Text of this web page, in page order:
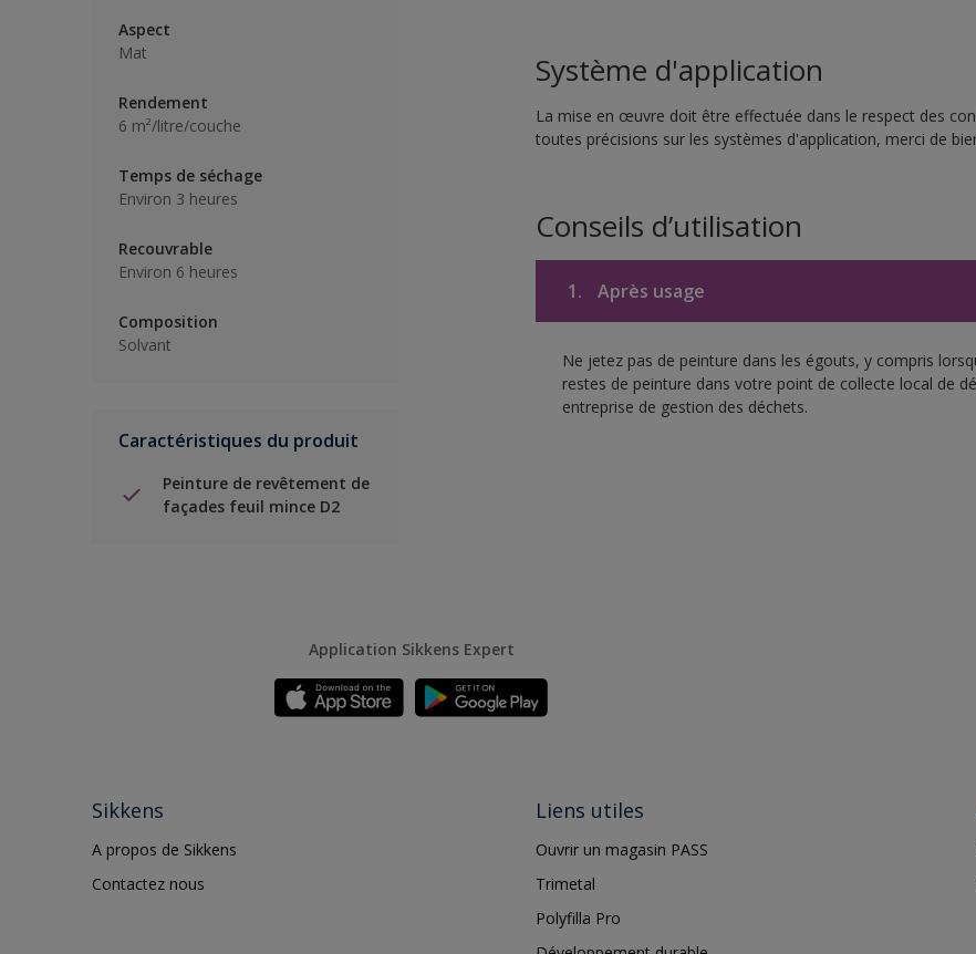
Aspect
Mat
Rendement
6 m²/litre/couche
Temps de séchage
Environ 3 heures
Recouvrable
Environ 6 heures
Composition
Solvant
Caractéristiques du produit
Peinture de revêtement de
façades feuil mince D2
Système d'application
La mise en œuvre doit être effectuée dans le respect des
toutes précisions sur les systèmes d'application, merci de
Conseils d’utilisation
1. Après usage
Ne jetez pas de peinture dans les égouts, y compris
restes de peinture dans votre point de collecte local de
entreprise de gestion des déchets.
Application Sikkens Expert
Sikkens
A propos de Sikkens
Contactez nous
Liens utiles
Ouvrir un magasin PASS
Trimetal
Polyfilla Pro